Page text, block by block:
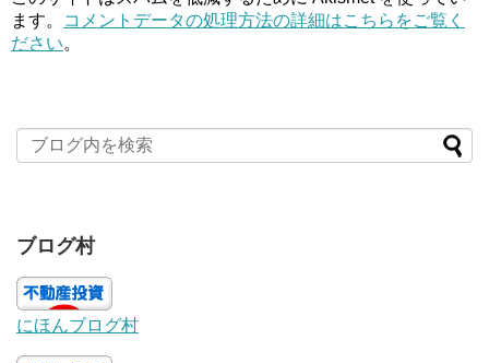
ます。
コメントデータの処理方法の詳細はこちらをご覧く
ださい。
ブログ村
にほんブログ村